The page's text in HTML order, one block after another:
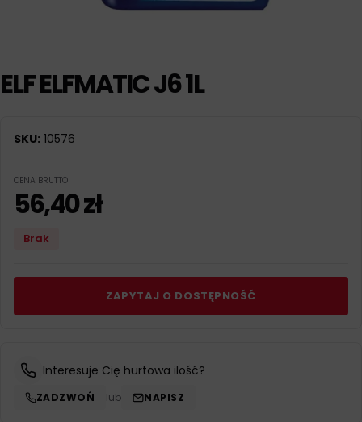
ELF ELFMATIC J6 1L
SKU: 10576
CENA BRUTTO
56,40zł
Brak
ZAPYTAJ O DOSTĘPNOŚĆ
Interesuje Cię hurtowa ilość?
ZADZWOŃ lub NAPISZ